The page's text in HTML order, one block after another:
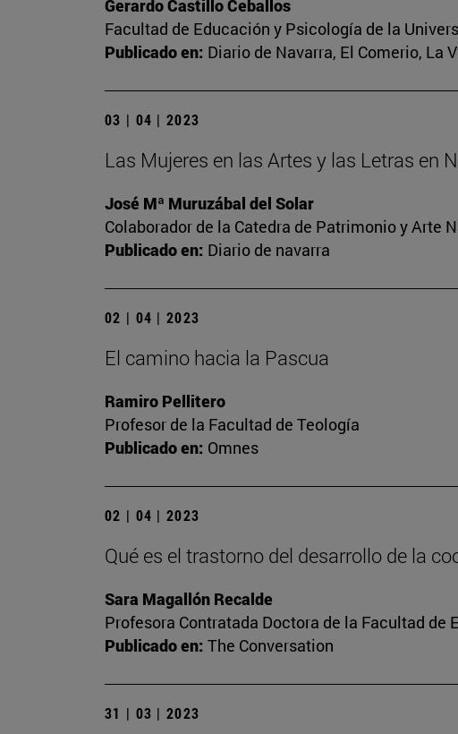
Gerardo Castillo Ceballos
Facultad de Educación y Psicología de la
Publicado en: Diario de Navarra, El Comerio, La
03 | 04 | 2023
Las Mujeres en las Artes y las Letras en
José Mª Muruzábal del Solar
Colaborador de la Catedra de Patrimonio y Arte
Publicado en: Diario de navarra
02 | 04 | 2023
El camino hacia la Pascua
Ramiro Pellitero
Profesor de la Facultad de Teología
Publicado en: Omnes
02 | 04 | 2023
Qué es el trastorno del desarrollo de la
Sara Magallón Recalde
Profesora Contratada Doctora de la Facultad de
Publicado en: The Conversation
31 | 03 | 2023